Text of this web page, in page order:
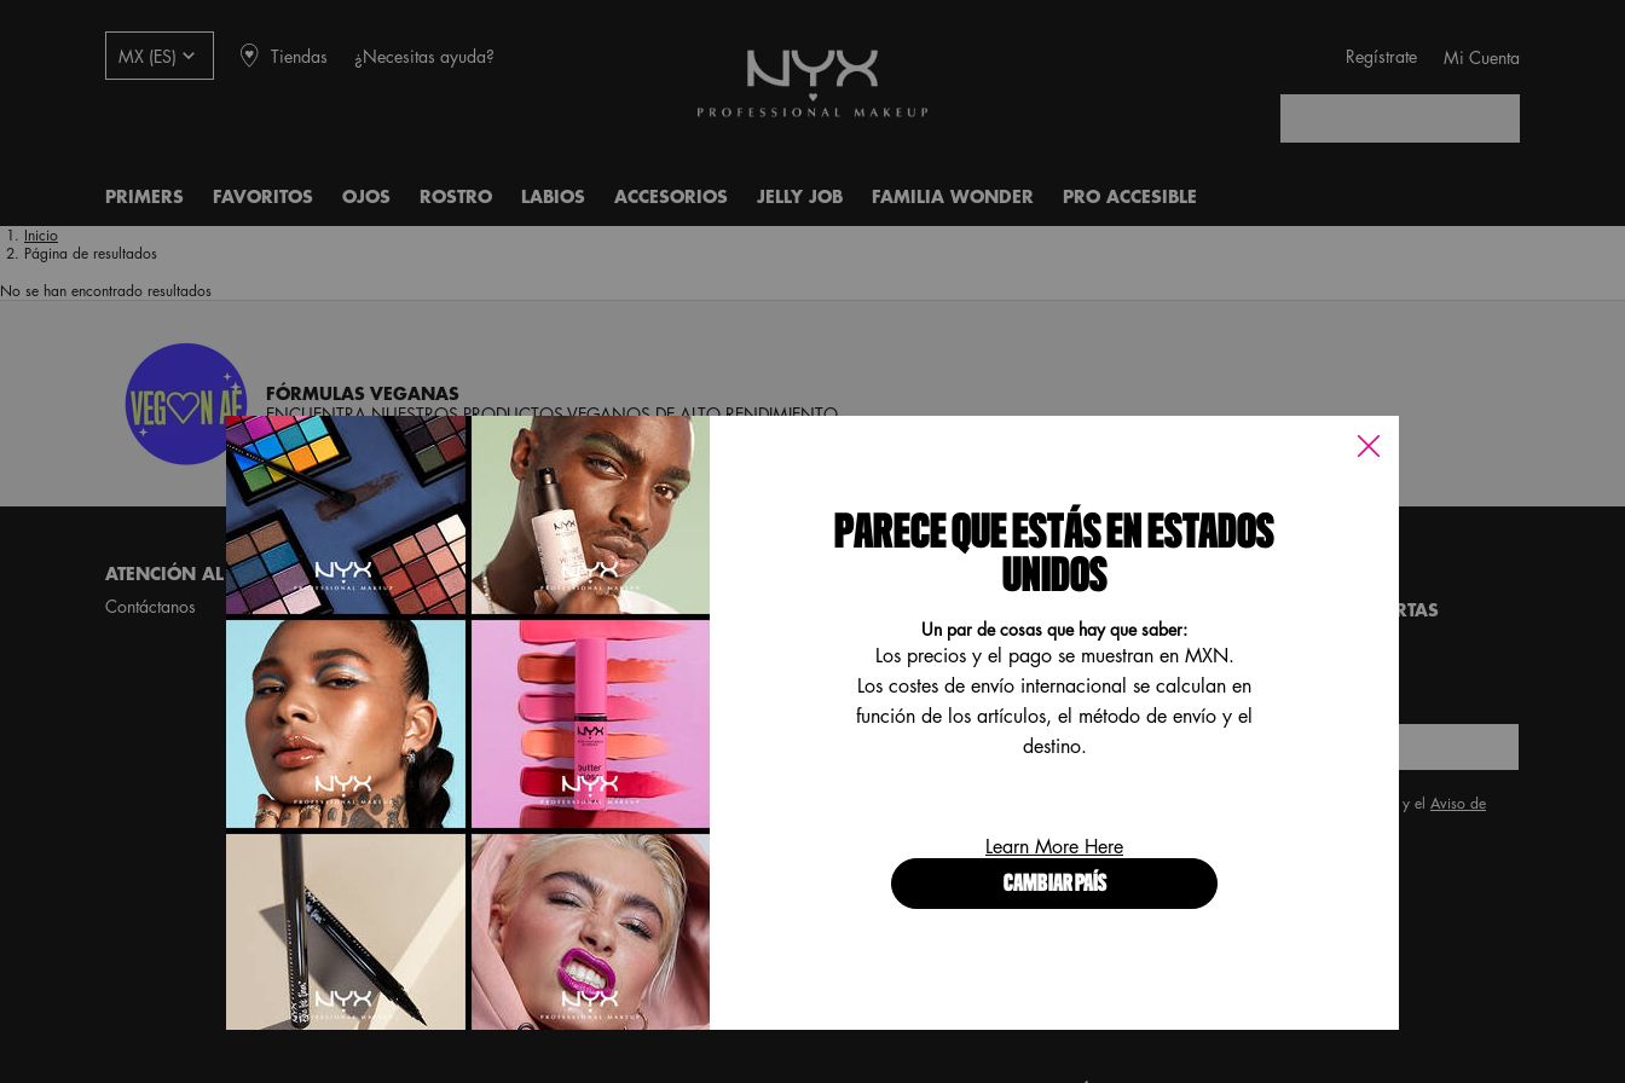
MX (ES) Tiendas ¿Necesitas ayuda? Regístrate Mi Cuenta
PRIMERS FAVORITOS OJOS ROSTRO LABIOS ACCESORIOS JELLY JOB FAMILIA WONDER PRO ACCESIBLE
Main content
Inicio
Página de resultados
No se han encontrado resultados
FÓRMULAS VEGANAS
ENCUENTRA NUESTROS PRODUCTOS VEGANOS DE ALTO RENDIMIENTO.
ATENCIÓN AL CLIENTE
Contáctanos
MÁS INFORMACIÓN
Localizador de tiendas
NYX a la puerta de tu casa
¡REGÍSTRATE Y RECIBE LO ULTIMO EN
LANZAMIENTOS, TENDENCIAS Y OFERTAS
ESPECIALES!
(*)Campos obligatorios
y el Aviso de
ENVIAR
PARECE QUE ESTÁS EN ESTADOS
UNIDOS
Un par de cosas que hay que saber:
Los precios y el pago se muestran en MXN.
Los costes de envío internacional se calculan en
función de los artículos, el método de envío y el
destino.
Learn More Here
CAMBIAR PAÍS